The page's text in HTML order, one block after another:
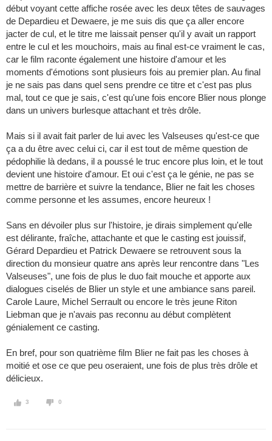
début voyant cette affiche rosée avec les deux têtes de sauvages
de Depardieu et Dewaere, je me suis dis que ça aller encore
jacter de cul, et le titre me laissait penser qu'il y avait un rapport
entre le cul et les mouchoirs, mais au final est-ce vraiment le cas,
car le film raconte également une histoire d'amour et les
moments d'émotions sont plusieurs fois au premier plan. Au final
je ne sais pas dans quel sens prendre ce titre et c'est pas plus
mal, tout ce que je sais, c'est qu'une fois encore Blier nous plonge
dans un univers burlesque attachant et très drôle.
Mais si il avait fait parler de lui avec les Valseuses qu'est-ce que
ça a du être avec celui ci, car il est tout de même question de
pédophilie là dedans, il a poussé le truc encore plus loin, et le tout
devient une histoire d'amour. Et oui c'est ça le génie, ne pas se
mettre de barrière et suivre la tendance, Blier ne fait les choses
comme personne et les assumes, encore heureux !
Sans en dévoiler plus sur l'histoire, je dirais simplement qu'elle
est délirante, fraîche, attachante et que le casting est jouissif,
Gérard Depardieu et Patrick Dewaere se retrouvent sous la
direction du monsieur quatre ans après leur rencontre dans "Les
Valseuses", une fois de plus le duo fait mouche et apporte aux
dialogues ciselés de Blier un style et une ambiance sans pareil.
Carole Laure, Michel Serrault ou encore le très jeune Riton
Liebman que je n'avais pas reconnu au début complètent
génialement ce casting.
En bref, pour son quatrième film Blier ne fait pas les choses à
moitié et ose ce que peu oseraient, une fois de plus très drôle et
délicieux.
3 0